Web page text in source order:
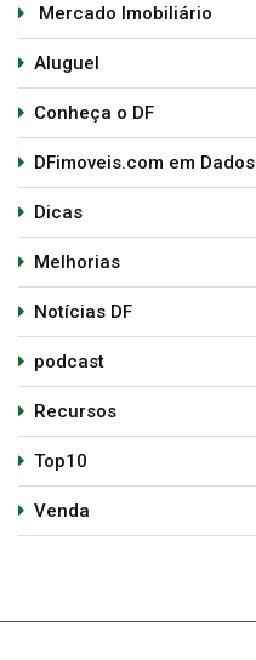
Mercado Imobiliário
Aluguel
Conheça o DF
DFimoveis.com em Dados
Dicas
Melhorias
Notícias DF
podcast
Recursos
Top10
Venda